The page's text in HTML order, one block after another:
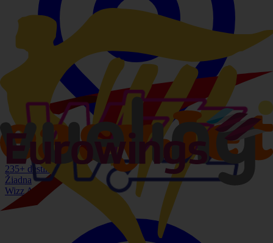
235+ destinácií
Žiadna
Wizz Air